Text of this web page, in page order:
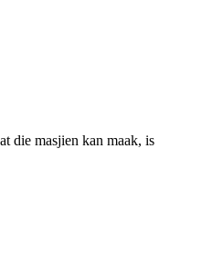
die masjien kan maak, is